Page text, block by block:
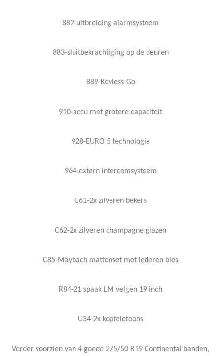
882-uitbreiding alarmsysteem
883-sluitbekrachtiging op de deuren
889-Keyless-Go
910-accu met grotere capaciteit
928-EURO 5 technologie
964-extern intercomsysteem
C61-2x zilveren bekers
C62-2x zilveren champagne glazen
C85-Maybach mattenset met lederen bies
R84-21 spaak LM velgen 19 inch
U34-2x koptelefoons
Verder voorzien van 4 goede 275/50 R19 Continental banden,